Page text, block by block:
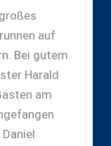
auf
Bei gutem
Harald
am